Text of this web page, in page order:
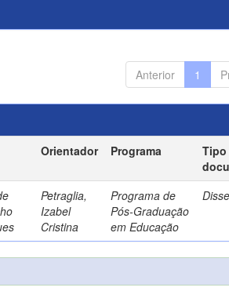
Anterior 1
Orientador Programa
Tipo
Petraglia,
Izabel
Cristina
Programa de
Pós-Graduação
em Educação